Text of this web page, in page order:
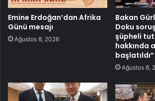
Emine Erdoğan’dan Afrika
Günü mesajı
Ağustos 8, 2026
Bakan
Doku
şüpheli
hakkında
başlatıldı”
Ağustos 8,